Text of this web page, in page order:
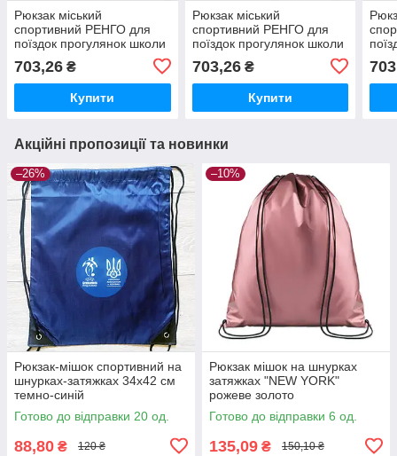
Рюкзак міський
спортивний РЕНГО для
поїздок прогулянок школи
703,26 ₴
Купити
Рюкзак міський
спортивний РЕНГО для
поїздок прогулянок школи
703,26₴
Купити
Акційні пропозиції та новинки
–26%
Рюкзак-мішок спортивний на
шнурках-затяжках 34х42 см
темно-синій
Готово до відправки 20 од.
88,80 ₴ 120 ₴
–10%
Рюкзак мішок на шнурках
затяжках "NEW YORK"
рожеве золото
Готово до відправки 6 од.
135,09 ₴ 150,10 ₴